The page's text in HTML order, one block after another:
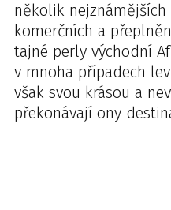
několik
komerčních a
tajné perly východní
v mnoha případech
však svou krásou a
překonávají ony